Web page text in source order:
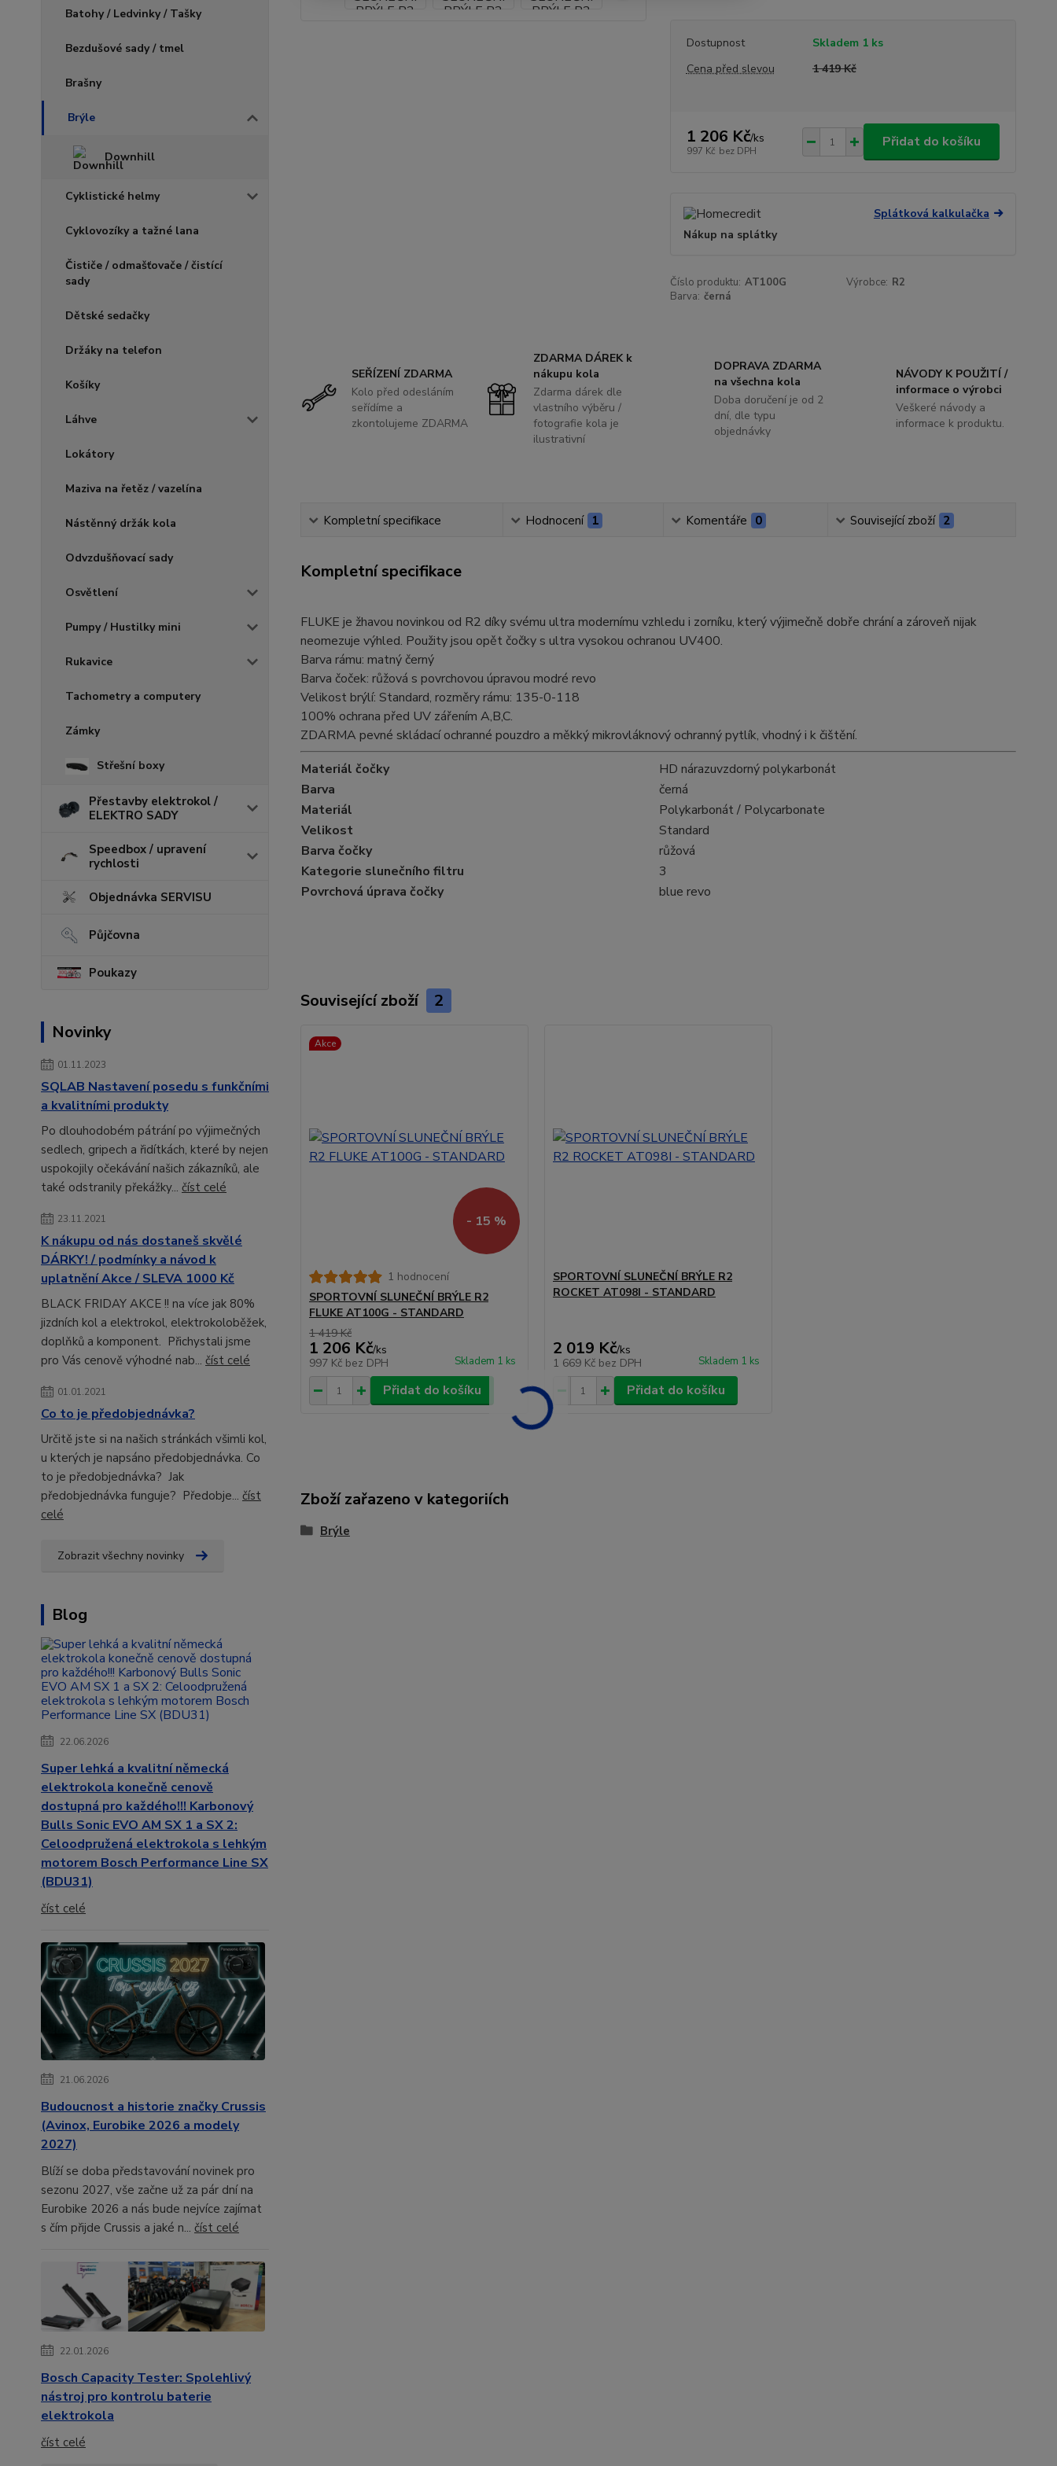
Batohy / Ledvinky / Tašky
Bezdušové sady / tmel
Brašny
Brýle
Downhill
Cyklistické helmy
Cyklovozíky a tažné lana
Čističe / odmašťovače / čistící
sady
Dětské sedačky
Držáky na telefon
Košíky
Láhve
Lokátory
Maziva na řetěz / vazelína
Nástěnný držák kola
Odvzdušňovací sady
Osvětlení
Pumpy / Hustilky mini
Rukavice
Tachometry a computery
Zámky
Střešní boxy
Přestavby elektrokol /
ELEKTRO SADY
Speedbox / upravení
rychlosti
Objednávka SERVISU
Půjčovna
Poukazy
Novinky
01.11.2023
SQLAB Nastavení posedu s funkčními
a kvalitními produkty
Po dlouhodobém pátrání po výjimečných
sedlech, gripech a řidítkách, které by nejen
uspokojily očekávání našich zákazníků, ale
také odstranily překážky... číst celé
23.11.2021
K nákupu od nás dostaneš skvělé
DÁRKY! / podmínky a návod k
uplatnění Akce / SLEVA 1000 Kč
BLACK FRIDAY AKCE !! na více jak 80%
jizdních kol a elektrokol, elektrokoloběžek,
doplňků a komponent. Přichystali jsme
pro Vás cenově výhodné nab... číst celé
01.01.2021
Co to je předobjednávka?
Určitě jste si na našich stránkách všimli kol,
u kterých je napsáno předobjednávka. Co
to je předobjednávka? Jak
předobjednávka funguje? Předobje... číst
celé
Zobrazit všechny novinky
Blog
22.06.2026
Super lehká a kvalitní německá
elektrokola konečně cenově
dostupná pro každého!!! Karbonový
Bulls Sonic EVO AM SX 1 a SX 2:
Celoodpružená elektrokola s lehkým
motorem Bosch Performance Line SX
(BDU31)
číst celé
21.06.2026
Budoucnost a historie značky Crussis
(Avinox, Eurobike 2026 a modely
2027)
Blíží se doba představování novinek pro
sezonu 2027, vše začne už za pár dní na
Eurobike 2026 a nás bude nejvíce zajímat
s čím přijde Crussis a jaké n... číst celé
22.01.2026
Bosch Capacity Tester: Spolehlivý
nástroj pro kontrolu baterie
elektrokola
číst celé
Dostupnost
Skladem 1 ks
Cena před slevou
1 419 Kč
1 206 Kč/ks
997 Kč bez DPH
Přidat do košíku
Splátková kalkulačka
Nákup na splátky
Číslo produktu: AT100G Výrobce: R2
Barva: černá
SEŘÍZENÍ ZDARMA
Kolo před odesláním
seřídíme a
zkontolujeme ZDARMA
ZDARMA DÁREK k
nákupu kola
Zdarma dárek dle
vlastního výběru /
fotografie kola je
ilustrativní
DOPRAVA ZDARMA
na všechna kola
Doba doručení je od 2
dní, dle typu
objednávky
NÁVODY K POUŽITÍ /
informace o výrobci
Veškeré návody a
informace k produktu.
Kompletní specifikace Hodnocení 1 Komentáře 0 Související zboží 2
Kompletní specifikace
FLUKE je žhavou novinkou od R2 díky svému ultra modernímu vzhledu i zorníku, který výjimečně dobře chrání a zároveň nijak
neomezuje výhled. Použity jsou opět čočky s ultra vysokou ochranou UV400.
Barva rámu: matný černý
Barva čoček: růžová s povrchovou úpravou modré revo
Velikost brýlí: Standard, rozměry rámu: 135-0-118
100% ochrana před UV zářením A,B,C.
ZDARMA pevné skládací ochranné pouzdro a měkký mikrovláknový ochranný pytlík, vhodný i k čištění.
Materiál čočky
HD nárazuvzdorný polykarbonát
Barva
černá
Materiál
Polykarbonát / Polycarbonate
Velikost
Standard
Barva čočky
růžová
Kategorie slunečního filtru
3
Povrchová úprava čočky
blue revo
Související zboží 2
Akce
- 15 %
1 hodnocení
SPORTOVNÍ SLUNEČNÍ BRÝLE R2
FLUKE AT100G - STANDARD
1 419 Kč
1 206 Kč/ks
997 Kč bez DPH Skladem 1 ks
Přidat do košíku
SPORTOVNÍ SLUNEČNÍ BRÝLE R2
ROCKET AT098I - STANDARD
2 019 Kč/ks
1 669 Kč bez DPH Skladem 1 ks
Přidat do košíku
Zboží zařazeno v kategoriích
Brýle